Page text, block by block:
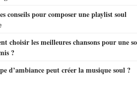
conseils pour composer une playlist soul
choisir les meilleures chansons pour une
?
d’ambiance peut créer la musique soul ?